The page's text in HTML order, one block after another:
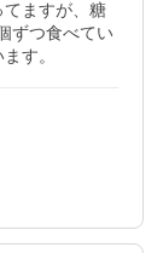
てますが、糖
ずつ食べてい
す。